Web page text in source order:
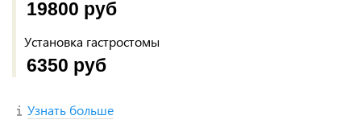
19800 руб
Установка гастростомы
6350 руб
Узнать больше